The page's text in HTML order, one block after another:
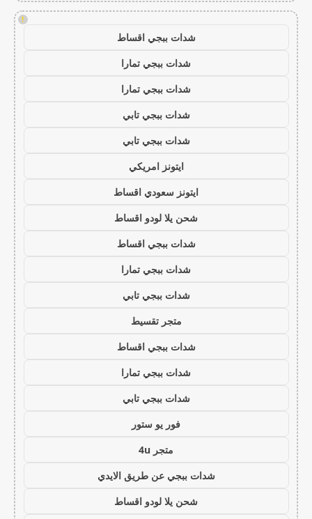
!
شدات ببجي اقساط
شدات ببجي تمارا
شدات ببجي تمارا
شدات ببجي تابي
شدات ببجي تابي
ايتونز امريكي
ايتونز سعودي اقساط
شحن يلا لودو اقساط
شدات ببجي اقساط
شدات ببجي تمارا
شدات ببجي تابي
متجر تقسيط
شدات ببجي اقساط
شدات ببجي تمارا
شدات ببجي تابي
فور يو ستور
متجر 4u
شدات ببجي عن طريق الايدي
شحن يلا لودو اقساط